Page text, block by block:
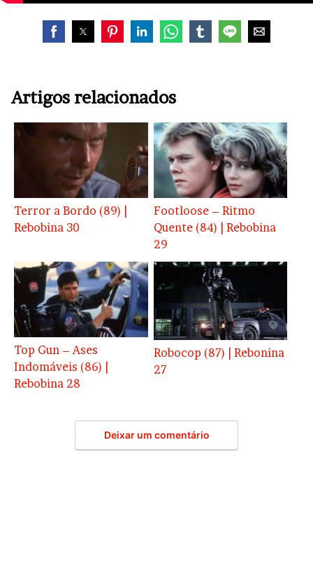
Artigos relacionados
Terror a Bordo (89) |
Rebobina 30
Footloose – Ritmo
Quente (84) | Rebobina
29
Top Gun – Ases
Indomáveis (86) |
Rebobina 28
Robocop (87) | Rebonina
27
Deixar um comentário